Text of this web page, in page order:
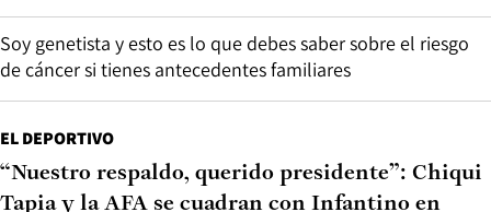
Soy genetista y esto es lo que debes saber sobre el riesgo
de cáncer si tienes antecedentes familiares
EL DEPORTIVO
“Nuestro respaldo, querido presidente”: Chiqui
Tapia y la AFA se cuadran con Infantino en